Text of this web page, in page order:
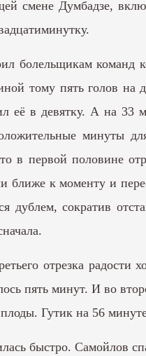
смене Думбадзе,
болельщикам команд
тому пять голов на
её в девятку. А на 33
минуты
в первой половине
ближе к моменту и
дублем, сократив
отрезка радости
пять минут. И во
Гутик на 56
быстро. Самойлов